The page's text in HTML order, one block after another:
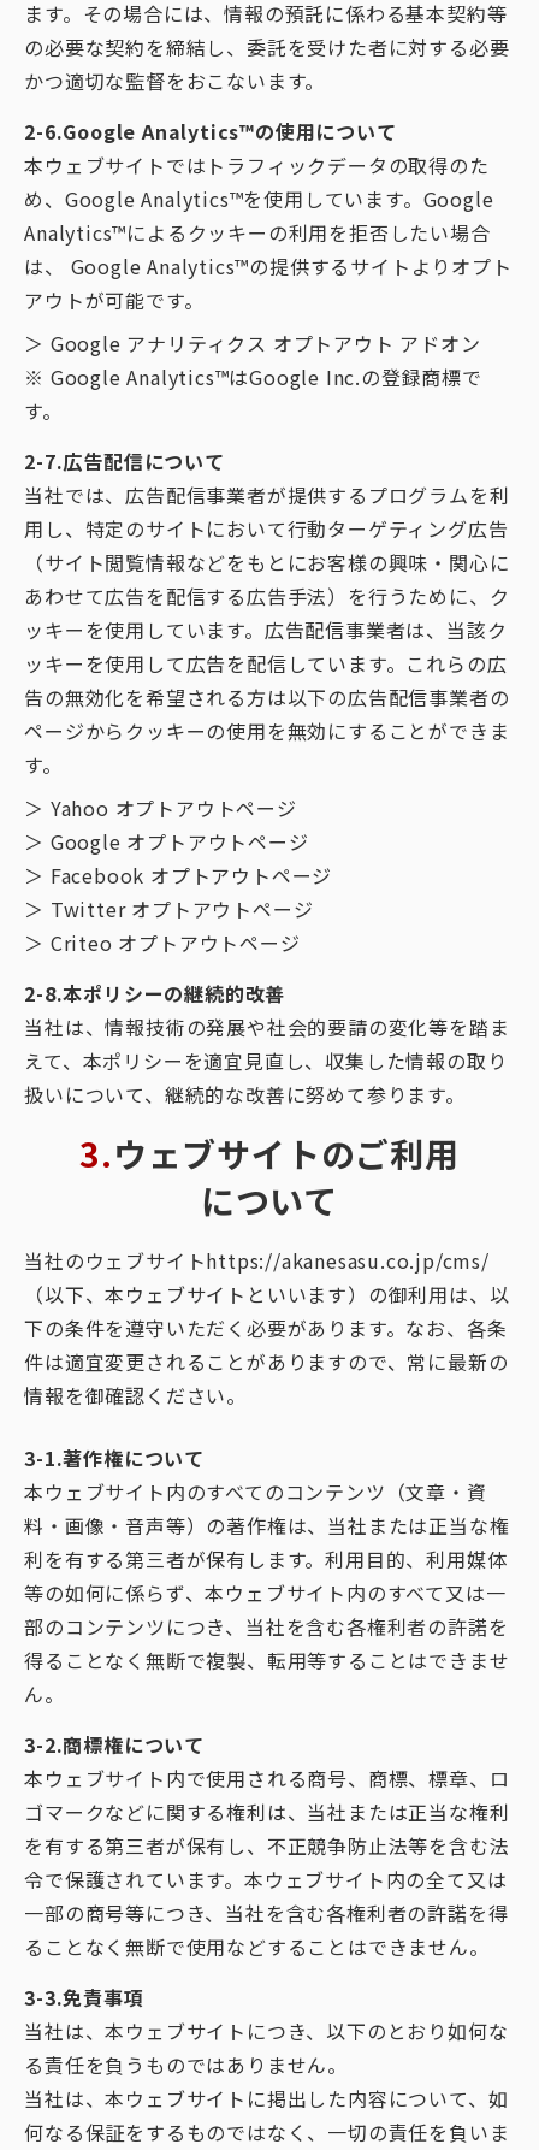
ます。その場合には、情報の預託に係わる基本契約等
の必要な契約を締結し、委託を受けた者に対する必要
かつ適切な監督をおこないます。
2-6.Google Analytics™の使用について
本ウェブサイトではトラフィックデータの取得のた
め、Google Analytics™を使用しています。Google
Analytics™によるクッキーの利用を拒否したい場合
は、 Google Analytics™の提供するサイトよりオプト
アウトが可能です。
＞ Google アナリティクス オプトアウト アドオン
※ Google Analytics™はGoogle Inc.の登録商標で
す。
2-7.広告配信について
当社では、広告配信事業者が提供するプログラムを利
用し、特定のサイトにおいて行動ターゲティング広告
（サイト閲覧情報などをもとにお客様の興味・関心に
あわせて広告を配信する広告手法）を行うために、ク
ッキーを使用しています。広告配信事業者は、当該ク
ッキーを使用して広告を配信しています。これらの広
告の無効化を希望される方は以下の広告配信事業者の
ページからクッキーの使用を無効にすることができま
す。
＞ Yahoo オプトアウトページ
＞ Google オプトアウトページ
＞ Facebook オプトアウトページ
＞ Twitter オプトアウトページ
＞ Criteo オプトアウトページ
2-8.本ポリシーの継続的改善
当社は、情報技術の発展や社会的要請の変化等を踏ま
えて、本ポリシーを適宜見直し、収集した情報の取り
扱いについて、継続的な改善に努めて参ります。
3.ウェブサイトのご利用
について
当社のウェブサイトhttps://akanesasu.co.jp/cms/
（以下、本ウェブサイトといいます）の御利用は、以
下の条件を遵守いただく必要があります。なお、各条
件は適宜変更されることがありますので、常に最新の
情報を御確認ください。
3-1.著作権について
本ウェブサイト内のすべてのコンテンツ（文章・資
料・画像・音声等）の著作権は、当社または正当な権
利を有する第三者が保有します。利用目的、利用媒体
等の如何に係らず、本ウェブサイト内のすべて又は一
部のコンテンツにつき、当社を含む各権利者の許諾を
得ることなく無断で複製、転用等することはできませ
ん。
3-2.商標権について
本ウェブサイト内で使用される商号、商標、標章、ロ
ゴマークなどに関する権利は、当社または正当な権利
を有する第三者が保有し、不正競争防止法等を含む法
令で保護されています。本ウェブサイト内の全て又は
一部の商号等につき、当社を含む各権利者の許諾を得
ることなく無断で使用などすることはできません。
3-3.免責事項
当社は、本ウェブサイトにつき、以下のとおり如何な
る責任を負うものではありません。
当社は、本ウェブサイトに掲出した内容について、如
何なる保証をするものではなく、一切の責任を負いま